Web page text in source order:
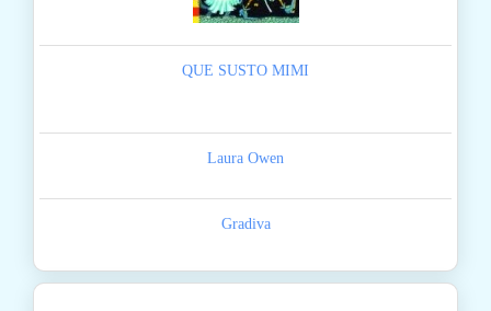
QUE SUSTO MIMI
Laura Owen
Gradiva